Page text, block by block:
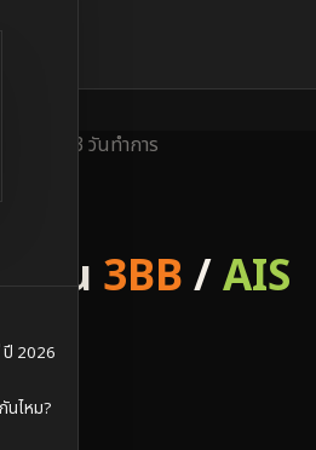
ปี 2026
นไหม?
2-3 วันทำการ
บ้าน 3BB/AIS
ท